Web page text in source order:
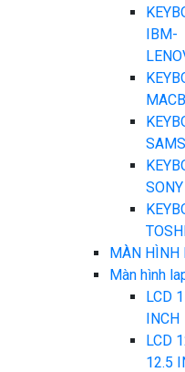
IBM-
MÀN HÌNH
Màn hình
LCD
INCH
LCD
12.5